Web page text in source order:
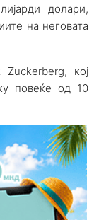
долари,
на неговата
кој
повеќе од 10